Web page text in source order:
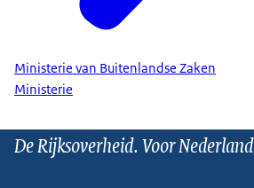
Ministerie van Buitenlandse Zaken
Ministerie
De Rijksoverheid. Voor Nederland